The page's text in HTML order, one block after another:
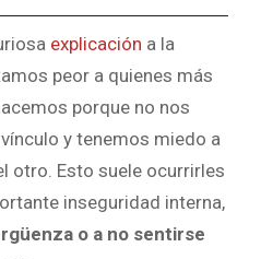
explicación a la
peor a quienes más
porque no nos
y tenemos miedo a
otro. Esto suele ocurrirles
inseguridad interna,
o a no sentirse